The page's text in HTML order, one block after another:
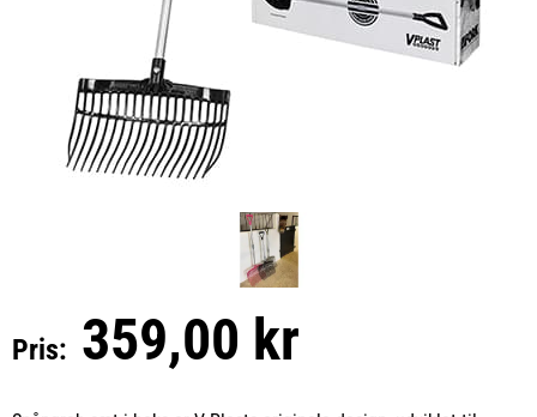
Pris: 359,00 kr